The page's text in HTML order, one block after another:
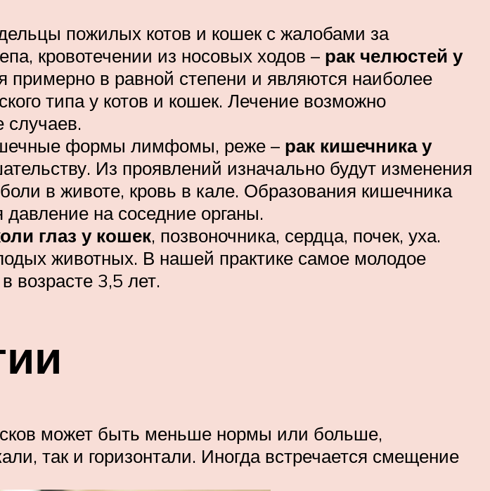
пожилых котов и кошек с жалобами за
кровотечении из носовых ходов – рак челюстей у
примерно в равной степени и являются наиболее
типа у котов и кошек. Лечение возможно
случаев.
формы лимфомы, реже – рак кишечника у
Из проявлений изначально будут изменения
в животе, кровь в кале. Образования кишечника
на соседние органы.
глаз у кошек, позвоночника, сердца, почек, уха.
животных. В нашей практике самое молодое
возрасте 3,5 лет.
может быть меньше нормы или больше,
так и горизонтали. Иногда встречается смещение